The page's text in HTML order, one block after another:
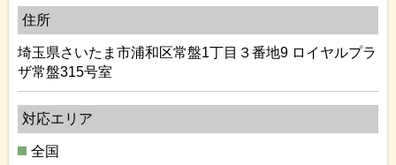
住所
埼玉県さいたま市浦和区常盤1丁目３番地9 ロイヤルプラ
ザ常盤315号室
対応エリア
全国